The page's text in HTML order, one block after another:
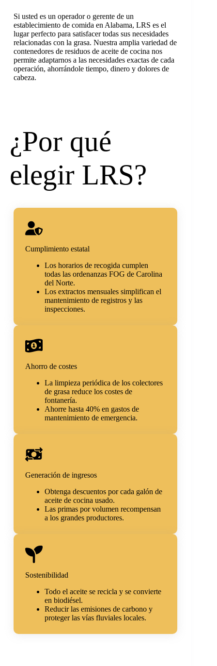
Si usted es un operador o gerente de un
establecimiento de comida en Alabama, LRS es el
lugar perfecto para satisfacer todas sus necesidades
relacionadas con la grasa. Nuestra amplia variedad de
contenedores de residuos de aceite de cocina nos
permite adaptarnos a las necesidades exactas de cada
operación, ahorrándole tiempo, dinero y dolores de
cabeza.
¿Por qué
elegir LRS?
Cumplimiento estatal
Los horarios de recogida cumplen
todas las ordenanzas FOG de Carolina
del Norte.
Los extractos mensuales simplifican el
mantenimiento de registros y las
inspecciones.
Ahorro de costes
La limpieza periódica de los colectores
de grasa reduce los costes de
fontanería.
Ahorre hasta 40% en gastos de
mantenimiento de emergencia.
Generación de ingresos
Obtenga descuentos por cada galón de
aceite de cocina usado.
Las primas por volumen recompensan
a los grandes productores.
Sostenibilidad
Todo el aceite se recicla y se convierte
en biodiésel.
Reducir las emisiones de carbono y
proteger las vías fluviales locales.